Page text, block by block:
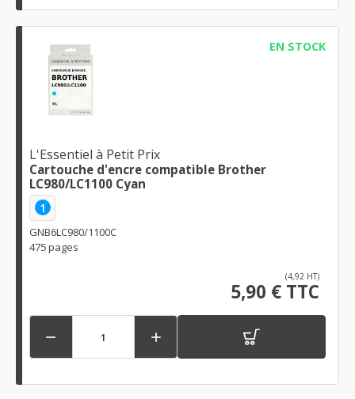
EN STOCK
L'Essentiel à Petit Prix
Cartouche d'encre compatible Brother
LC980/LC1100 Cyan
1
GNB6LC980/1100C
475 pages
(4,92 HT)
5,90 € TTC
 